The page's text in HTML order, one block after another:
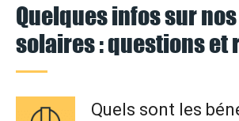
Quelques infos sur
solaires : questions et
Quels sont les